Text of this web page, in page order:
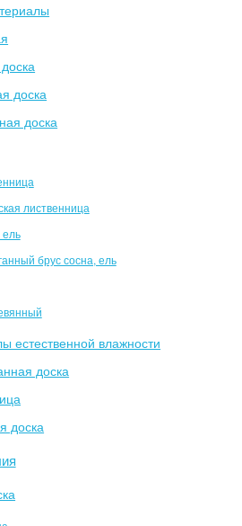
доска
доска
лиственница
ель
брус сосна, ель
естественной влажности
доска
доска